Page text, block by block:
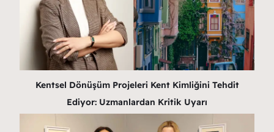
Kentsel Dönüşüm Projeleri Kent Kimliğini Tehdit
Ediyor: Uzmanlardan Kritik Uyarı